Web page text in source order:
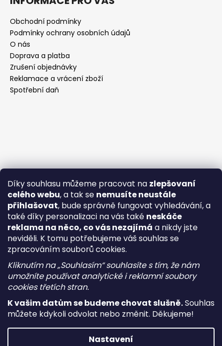
Díky souhlasu můžeme pracovat na zlepšovaní
celého webu, a tak se nemusíte neustále
přihlašovat, bude správně fungovat vyhledávání, a
také díky personalizaci na vás také neskáče
reklama na něco, co vás nezajímá a nikdy jste
neviděli. K tomu potřebujeme váš souhlas se
zpracováním souborů cookies.
Kliknutím na „Souhlasím“ souhlasíte s tím, že nám
umožníte používat analytické i reklamní soubory
cookies třetích stran.
K vašim datům se budeme chovat slušně.Souhlas
můžete kdykoli odvolat nebo změnit. Děkujeme!
Nastavení
Obchodní podmínky
Podmínky ochrany osobních údajů
O nás
Doprava a platba
Zrušení objednávky
Reklamace a vrácení zboží
Spotřební daň
Vytvořil Shoptet